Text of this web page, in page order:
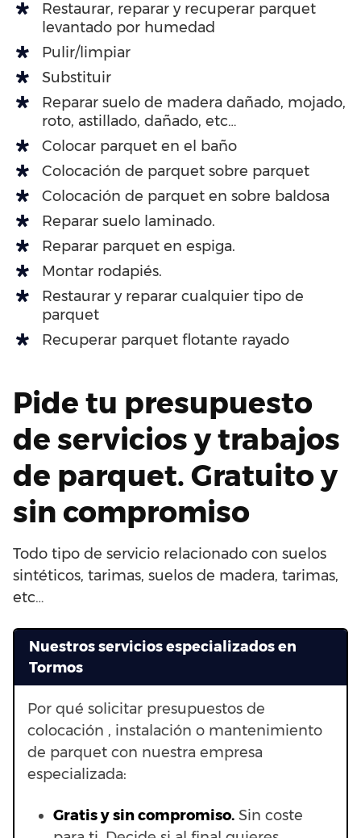
Restaurar, reparar y recuperar parquet
levantado por humedad
Pulir/limpiar
Substituir
Reparar suelo de madera dañado, mojado,
roto, astillado, dañado, etc…
Colocar parquet en el baño
Colocación de parquet sobre parquet
Colocación de parquet en sobre baldosa
Reparar suelo laminado.
Reparar parquet en espiga.
Montar rodapiés.
Restaurar y reparar cualquier tipo de
parquet
Recuperar parquet flotante rayado
Pide tu presupuesto
de servicios y trabajos
de parquet. Gratuito y
sin compromiso
Todo tipo de servicio relacionado con suelos
sintéticos, tarimas, suelos de madera, tarimas,
etc…
Nuestros servicios especializados en
Tormos
Por qué solicitar presupuestos de
colocación , instalación o mantenimiento
de parquet con nuestra empresa
especializada:
Gratis y sin compromiso. Sin coste